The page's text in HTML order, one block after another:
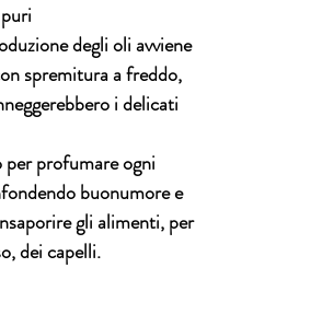
degli oli avviene
spremitura a freddo,
i delicati
profumare ogni
buonumore e
gli alimenti, per
dei capelli.